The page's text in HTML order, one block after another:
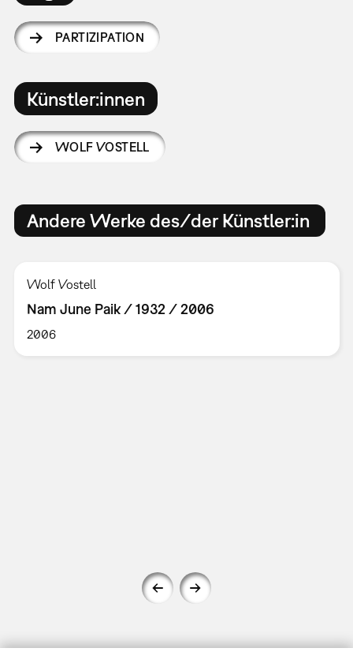
PARTIZIPATION
Künstler:innen
WOLF VOSTELL
Andere Werke des/der Künstler:in
Wolf Vostell
Nam June Paik / 1932 / 2006
2006